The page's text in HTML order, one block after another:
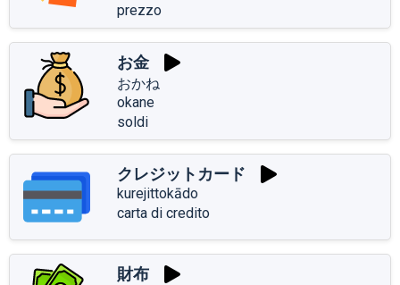
prezzo
お金
おかね
okane
soldi
クレジットカード
kurejittokādo
carta di credito
財布